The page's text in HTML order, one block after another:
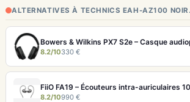
ALTERNATIVES À TECHNICS EAH-AZ100
8.2/10330 €
8.2/10990 €